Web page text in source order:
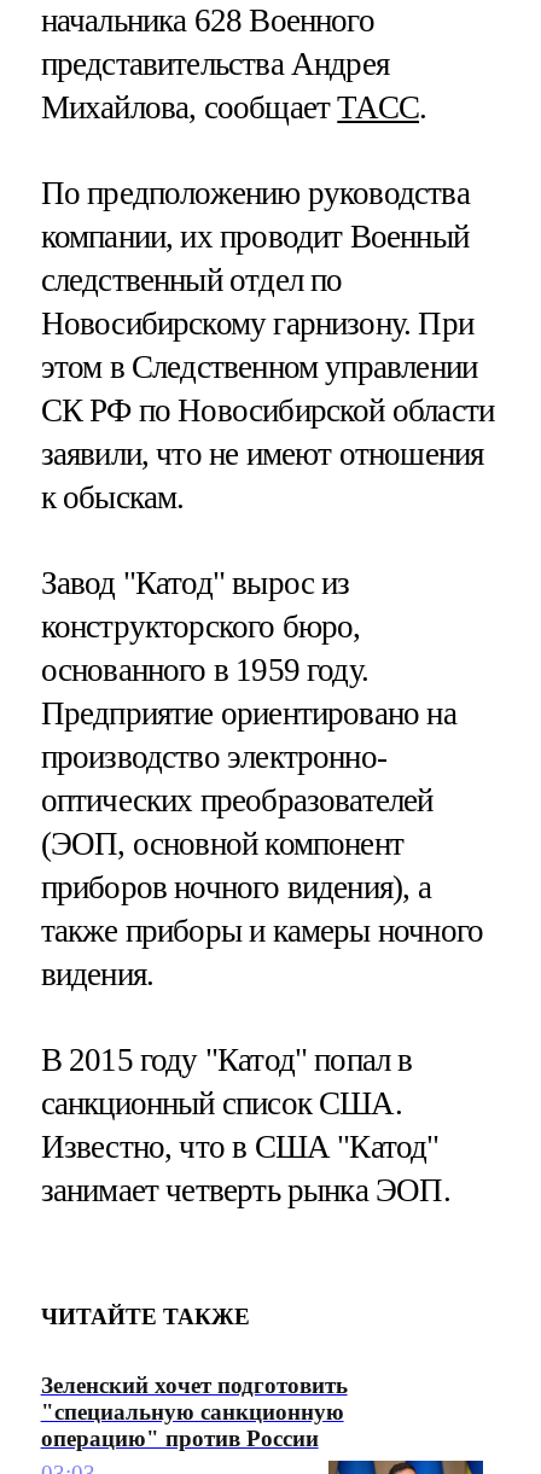
начальника 628 Военного
представительства Андрея
Михайлова, сообщаетТАСС.
По предположению руководства
компании, их проводит Военный
следственный отдел по
Новосибирскому гарнизону. При
этом в Следственном управлении
СК РФ по Новосибирской области
заявили, что не имеют отношения
к обыскам.
Завод "Катод" вырос из
конструкторского бюро,
основанного в 1959 году.
Предприятие ориентировано на
производство электронно-
оптических преобразователей
(ЭОП, основной компонент
приборов ночного видения), а
также приборы и камеры ночного
видения.
В 2015 году "Катод" попал в
санкционный список США.
Известно, что в США "Катод"
занимает четверть рынка ЭОП.
ЧИТАЙТЕ ТАКЖЕ
Зеленский хочет подготовить
"специальную санкционную
операцию" против России